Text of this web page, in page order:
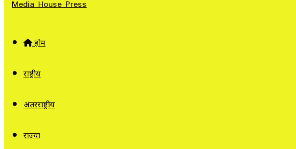
होम
राष्ट्रीय
अंतरराष्ट्रीय
राज्यों